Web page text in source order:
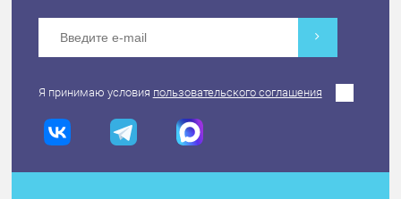
Я принимаю условия пользовательского соглашения